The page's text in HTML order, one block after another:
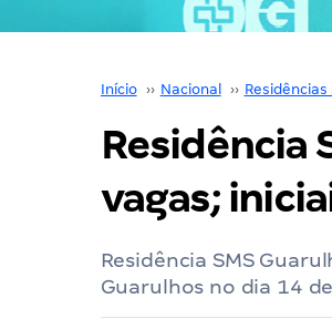
Início ›› Nacional ››
Residência
vagas;
Residência SMS
Guarulhos no dia 14